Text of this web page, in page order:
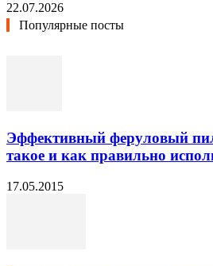
22.07.2026
Популярные посты
Эффективный феруловый
такое и как правильно
17.05.2015